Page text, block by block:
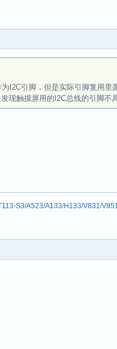
I2C引脚，但是实际引脚复用里
现触摸屏用的I2C总线的引脚不
S3/A523/A133/H133/V831/